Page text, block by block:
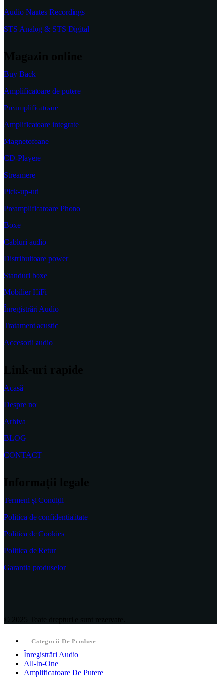
Audio Nautes Recordings
STS Analog & STS Digital
Buy Back
Amplificatoare de putere
Preamplificatoare
Amplificatoare integrate
Magnetofoane
CD-Playere
Streamere
Pick-up-uri
Preamplificatoare Phono
Boxe
Cabluri audio
Distribuitoare power
Standuri boxe
Mobilier HiFi
Înregistrări Audio
Tratament acustic
Accesorii audio
Acasă
Despre noi
Arhiva
BLOG
CONTACT
Termeni și Condiții
Politica de confidentialitate
Politica de Cookies
Politica de Retur
Garantia produselor
Categorii De Produse
Înregistrări Audio
All-In-One
Amplificatoare De Putere